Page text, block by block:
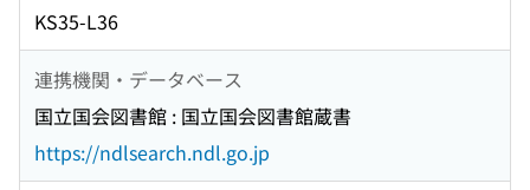
KS35-L36
連携機関・データベース
国立国会図書館 : 国立国会図書館蔵書
https://ndlsearch.ndl.go.jp